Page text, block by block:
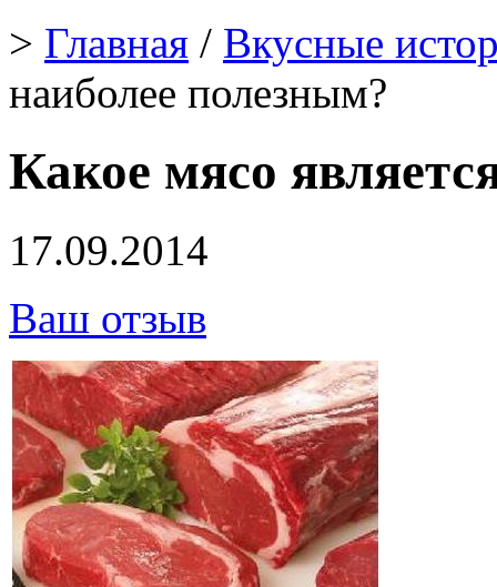
> Главная / Вкусные
наиболее полезным?
Какое мясо
17.09.2014
Ваш отзыв